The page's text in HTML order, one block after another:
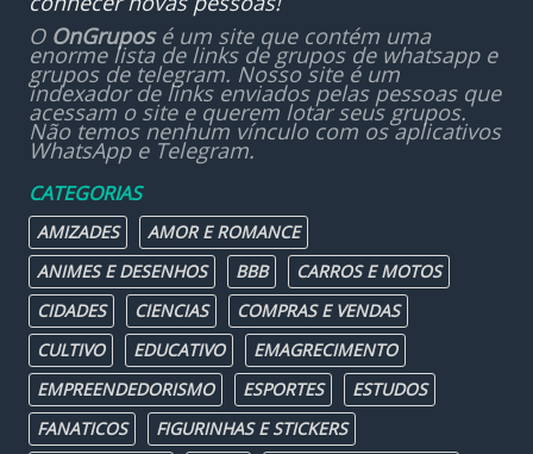
O OnGruposé um site que contém uma
enorme lista de links de grupos de whatsapp e
grupos de telegram. Nosso site é um
indexador de links enviados pelas pessoas que
acessam o site e querem lotar seus grupos.
Não temos nenhum vínculo com os aplicativos
WhatsApp e Telegram.
CATEGORIAS
AMIZADES
AMOR E ROMANCE
ANIMES E DESENHOS
BBB
CARROS E MOTOS
CIDADES
CIENCIAS
COMPRAS E VENDAS
CULTIVO
EDUCATIVO
EMAGRECIMENTO
EMPREENDEDORISMO
ESPORTES
ESTUDOS
FANATICOS
FIGURINHAS E STICKERS